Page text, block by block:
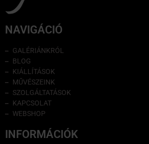
NAVIGÁCIÓ
GALÉRIÁNKRÓL
BLOG
KIÁLLÍTÁSOK
MŰVÉSZEINK
SZOLGÁLTATÁSOK
KAPCSOLAT
WEBSHOP
INFORMÁCIÓK